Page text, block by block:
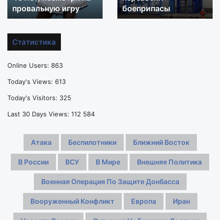
размер
груди
бра
проверять их бра
скандальных
трансфера
истории
Статистика
Online Users: 863
Today's Views: 613
Today's Visitors: 325
Last 30 Days Views: 112 584
Атака Беспилотники Ближний Восток
В России ВСУ В Мире Внешняя Политика
Военная Операция По Защите Донбасса
Вооруженный Конфликт Европа Иран